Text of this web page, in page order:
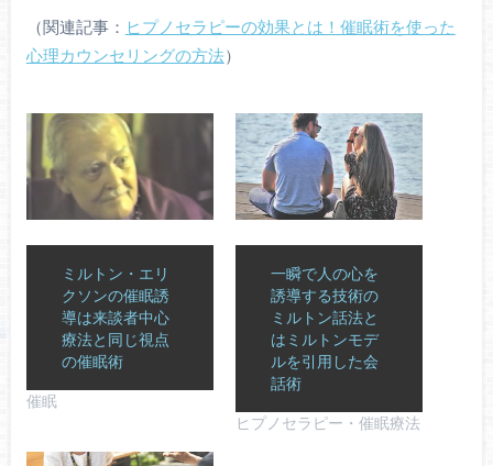
（関連記事： ヒプノセラピーの効果とは！催眠術を使った
心理カウンセリングの方法）
ミルトン・エリ
クソンの催眠誘
導は来談者中心
療法と同じ視点
の催眠術
催眠
一瞬で人の心を
誘導する技術の
ミルトン話法と
はミルトンモデ
ルを引用した会
話術
ヒプノセラピー・催眠療法